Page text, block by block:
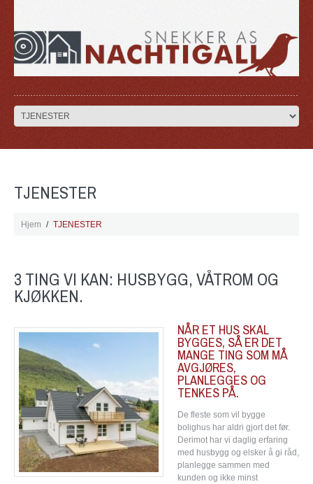
TJENESTER
Hjem TJENESTER
3 TING VI KAN: HUSBYGG, VÅTROM OG
KJØKKEN.
NÅR ET HUS SKAL
BYGGES, SÅ ER DET
MANGE TING SOM MÅ
AVGJØRES,
PLANLEGGES OG
TENKES PÅ.
De fleste som vil bygge
bolighus har aldri gjort det før.
Derimot har vi daglig erfaring
med husbygg og elsker å gi råd,
planlegge sammen med
kunden og ikke minst